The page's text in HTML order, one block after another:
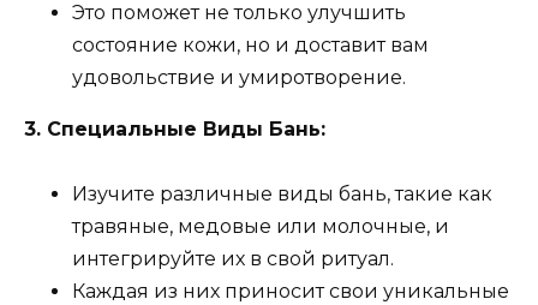
Это поможет не только улучшить
состояние кожи, но и доставит вам
удовольствие и умиротворение.
3. Специальные Виды Бань:
Изучите различные виды бань, такие как
травяные, медовые или молочные, и
интегрируйте их в свой ритуал.
Каждая из них приносит свои уникальные